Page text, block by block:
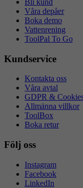
Bli kund
Våra depåer
Boka demo
Vattenrening
ToolPal To Go
Kundservice
Kontakta oss
Våra avtal
GDPR &
Allmänna villkor
ToolBox
Boka retur
Följ oss
Instagram
Facebook
LinkedIn